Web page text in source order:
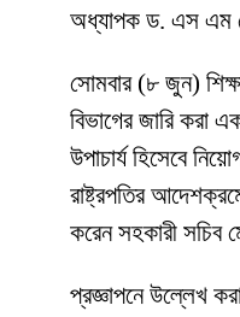
অধ্যাপক ড. এস এম
সোমবার (৮ জুন)
বিভাগের জারি করা
উপাচার্য হিসেবে
রাষ্ট্রপতির
করেন সহকারী
প্রজ্ঞাপনে উল্লেখ